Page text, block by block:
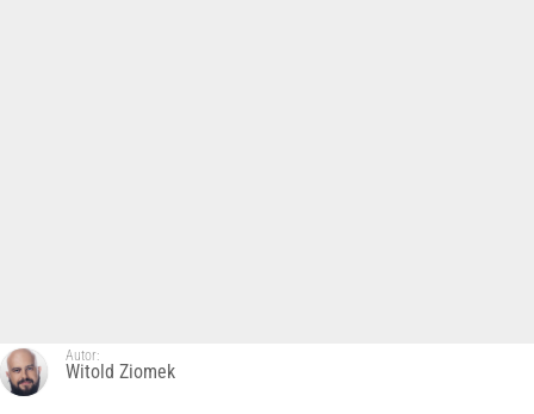
Autor:
Witold Ziomek